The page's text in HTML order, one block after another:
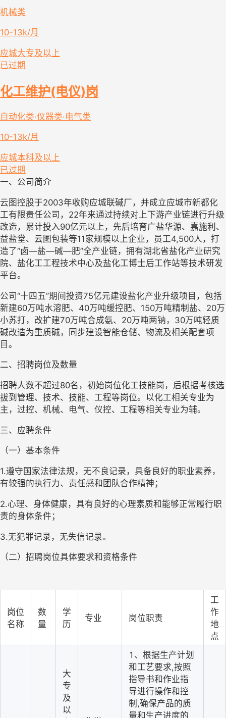
机械类
10-13k/月
应城大专及以上
已过期
化工维护(电仪)岗
自动化类·仪器类·电气类
10-13k/月
应城本科及以上
已过期
一、公司简介
云图控股于2003年收购应城联碱厂，并成立应城市新都化
工有限责任公司，22年来通过持续对上下游产业链进行升级
改造，累计投入90亿元以上，先后培育广盐华源、嘉施利、
益盐堂、云图包装等11家规模以上企业，员工4,500人，打
造了“卤—盐—碱—肥”全产业链，拥有湖北省盐化产业研究
院、盐化工工程技术中心及盐化工博士后工作站等技术研发
平台。
公司“十四五”期间投资75亿元建设盐化产业升级项目，包括
新建60万吨水溶肥、40万吨缓控肥、150万吨精制盐、20万
小苏打，改扩建70万吨合成氨、20万吨两钠，30万吨轻质
碱改造为重质碱，同步建设智能仓储、物流及相关配套项
目。
二、招聘岗位及数量
招聘人数不超过80名，初始岗位化工技能岗，后根据考核选
拔到管理、技术、技能、工程等岗位。以化工相关专业为
主，过控、机械、电气、仪控、工程等相关专业为辅。
三、应聘条件
（一）基本条件
1.遵守国家法律法规，无不良记录，具备良好的职业素养，
有较强的执行力、责任感和团队合作精神；
2.心理、身体健康，具有良好的心理素质和能够正常履行职
责的身体条件；
3.无犯罪记录，无失信记录。
（二）招聘岗位具体要求和资格条件
岗位
名称
数
量
学
历
专业 岗位职责
工
作
地
点
大
专
及
以
1、根据生产计划
和工艺要求,按照
指导书和作业指
导进行操作和控
制,确保产品的质
量和生产进度的